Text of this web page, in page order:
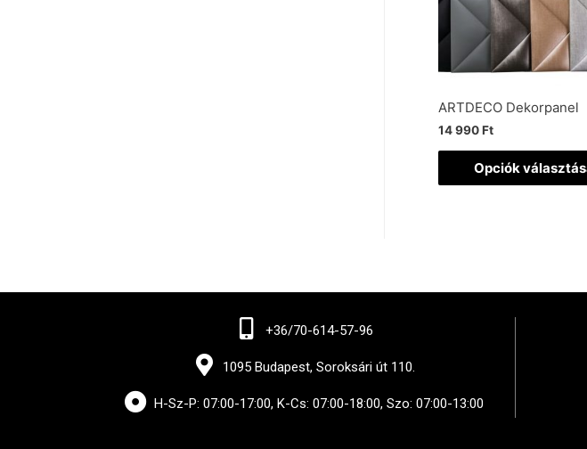
ARTDECO Dekorpanel
14 990Ft
Opciók
+36/70-614-57-96
1095 Budapest, Soroksári út 110.
H-Sz-P: 07:00-17:00, K-Cs: 07:00-18:00, Szo: 07:00-13:00